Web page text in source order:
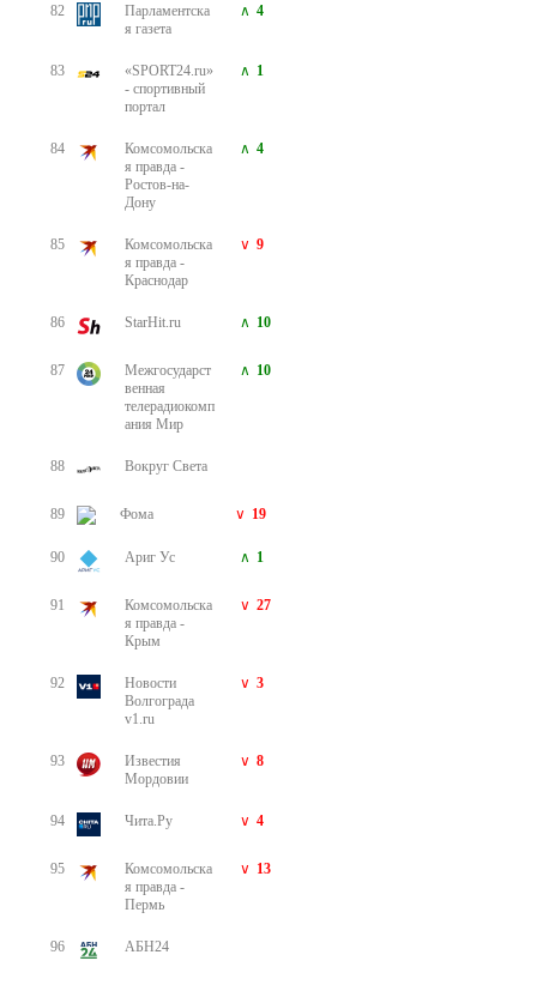
82
Парламентска
я газета
4
83
«SPORT24.ru»
- спортивный
портал
1
84
Комсомольска
я правда -
Ростов-на-
Дону
4
85
Комсомольска
я правда -
Краснодар
9
86 StarHit.ru 10
87
Межгосударст
венная
телерадиокомп
ания Мир
10
88 Вокруг Света
89 Фома 19
90 Ариг Ус 1
91
Комсомольска
я правда -
Крым
27
92
Новости
Волгограда
v1.ru
3
93
Известия
Мордовии
8
94 Чита.Ру 4
95
Комсомольска
я правда -
Пермь
13
96 АБН24